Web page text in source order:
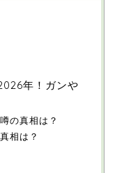
年！ガンや
の真相は？
相は？